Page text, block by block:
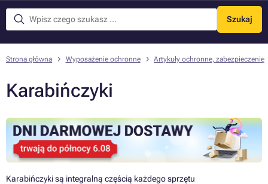
Szukaj
Menu
Strona główna Wyposażenie ochronne Artykuły ochronne, zabezpieczenie
Karabińczyki
Karabińczyki są integralną częścią każdego sprzętu